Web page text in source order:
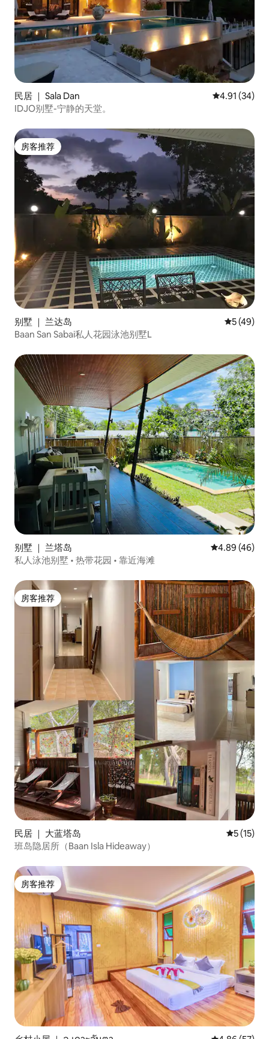
民居 ｜ Sala Dan 平均评分
4.91 (34)
IDJO别墅-宁静的天堂。
房客推荐
房客推荐
别墅 ｜ 兰达岛 平均评分
5 (49)
Baan San Sabai私人花园泳池别墅L
别墅 ｜ 兰塔岛 平均评分
4.89 (46)
私人泳池别墅 • 热带花园 • 靠近海滩
房客推荐
房客推荐
民居 ｜ 大蓝塔岛 平均评分
5 (15)
班岛隐居所（Baan Isla Hideaway）
房客推荐
房客推荐